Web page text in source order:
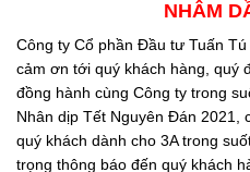
NHÂM
Công ty Cổ phần Đầu tư Tuấn
cảm ơn tới quý khách hàng, quý
đồng hành cùng Công ty trong
Nhân dịp Tết Nguyên Đán 2021,
quý khách dành cho 3A trong
trọng thông báo đến quý khách